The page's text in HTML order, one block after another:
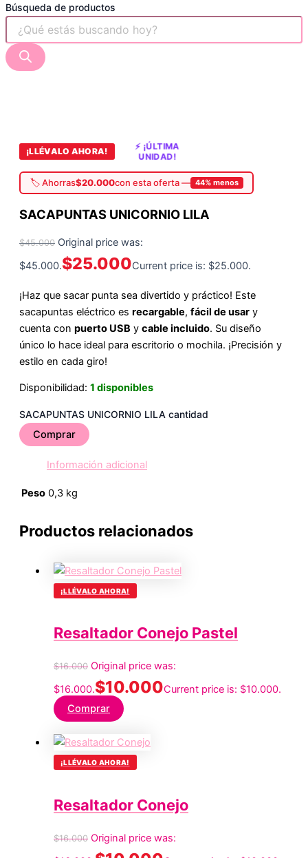
Búsqueda de productos
¡LLÉVALO AHORA!
⚡ ¡ÚLTIMA
UNIDAD!
🏷️ Ahorras$20.000con esta oferta — 44% menos
SACAPUNTAS UNICORNIO LILA
$45.000 Original price was:
$45.000.$25.000Current price is: $25.000.
¡Haz que sacar punta sea divertido y práctico! Este
sacapuntas eléctrico es recargable, fácil de usar y
cuenta con puerto USB y cable incluido. Su diseño
único lo hace ideal para escritorio o mochila. ¡Precisión y
estilo en cada giro!
Disponibilidad: 1 disponibles
SACAPUNTAS UNICORNIO LILA cantidad
Comprar
Información adicional
Peso 0,3 kg
Productos relacionados
¡LLÉVALO AHORA!
Resaltador Conejo Pastel
$16.000 Original price was:
$16.000.$10.000Current price is: $10.000.
Comprar
¡LLÉVALO AHORA!
Resaltador Conejo
$16.000 Original price was: